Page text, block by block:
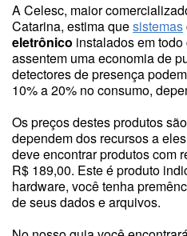
A Celesc, maior
Catarina, estima quesistemas
eletrônico instalados em
assentem uma economia de
detectores de presença
10% a 20% no consumo,
Os preços destes produtos
dependem dos recursos a
deve encontrar produtos com
R$ 189,00. Este é produto
hardware, você tenha
de seus dados e arquivos.